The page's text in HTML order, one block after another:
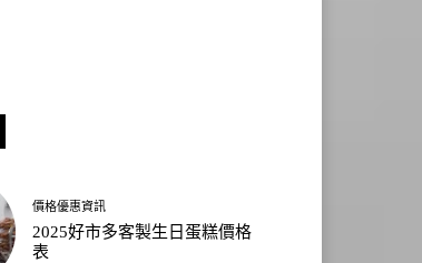
價格優惠資訊
2025好市多客製生日蛋糕價格
表